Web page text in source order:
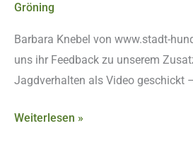
Gröning
Barbara Knebel von www.stadt-
uns ihr Feedback zu unserem
Jagdverhalten als Video geschickt
Weiterlesen »